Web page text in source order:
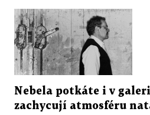
Nebela potkáte i v
zachycují atmosféru